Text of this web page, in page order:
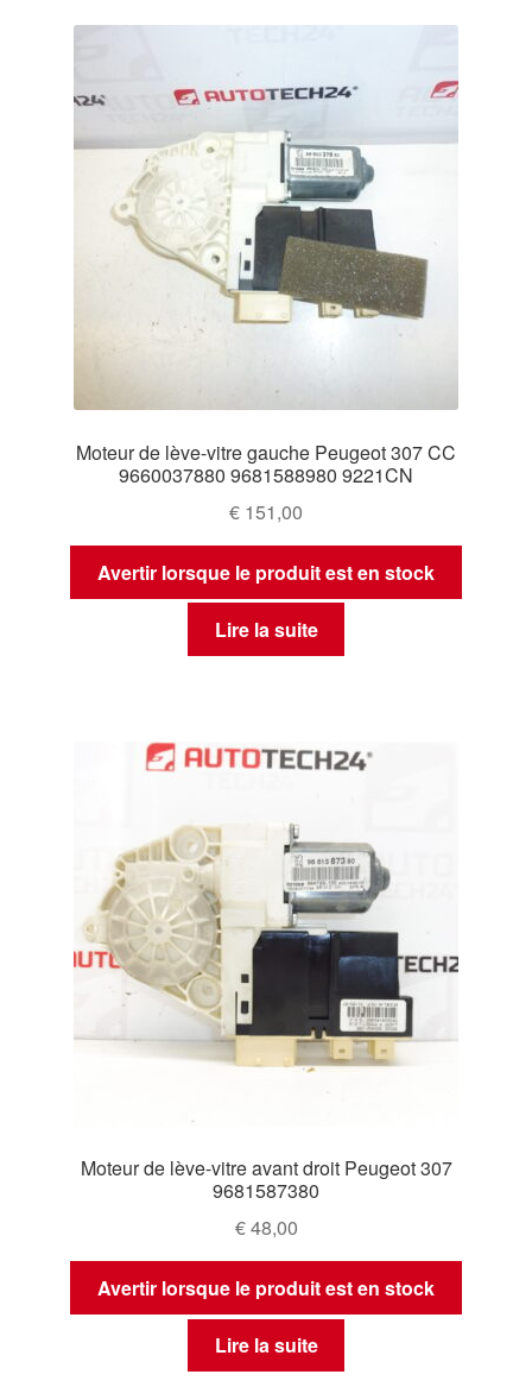
Moteur de lève-vitre gauche Peugeot 307 CC
9660037880 9681588980 9221CN
€ 151,00
Avertir lorsque le produit est en stock
Lire la suite
Moteur de lève-vitre avant droit Peugeot 307
9681587380
€48,00
Avertir lorsque le produit est en stock
Lire la suite